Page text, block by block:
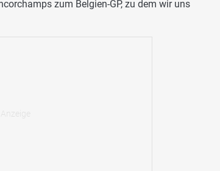
zum Belgien-GP, zu dem wir uns